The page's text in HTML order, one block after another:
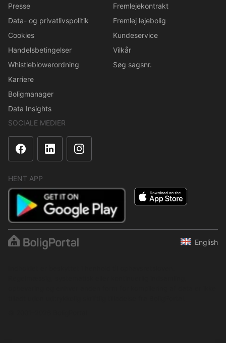
Presse
Data- og privatlivspolitik
Cookies
Handelsbetingelser
Whistleblowerordning
Karriere
Boligmanager
Data Insights
Fremlejekontrakt
Fremlej lejebolig
Kundeservice
Vilkår
Søg sagsnr.
SOCIALE MEDIER
HENT APP
English